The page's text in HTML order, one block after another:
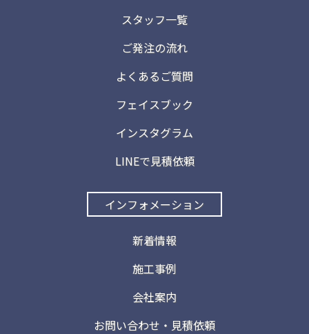
スタッフ一覧
ご発注の流れ
よくあるご質問
フェイスブック
インスタグラム
LINEで見積依頼
インフォメーション
新着情報
施工事例
会社案内
お問い合わせ・見積依頼